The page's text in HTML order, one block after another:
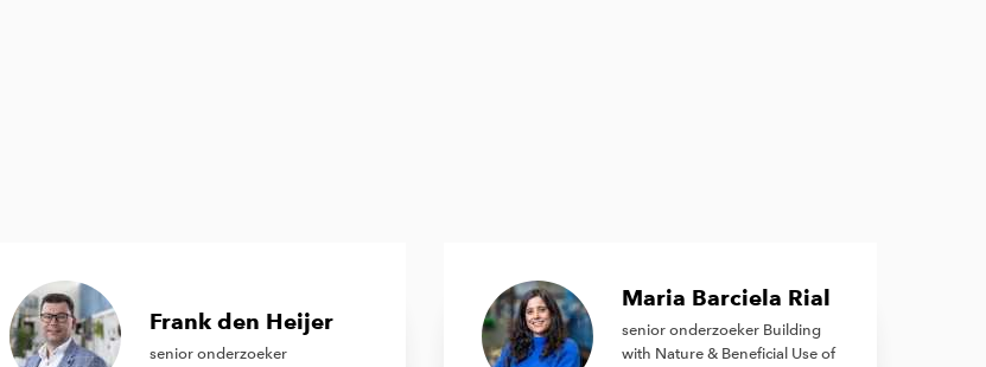
Frank den Heijer
senior onderzoeker
Maria Barciela Rial
senior onderzoeker Building
with Nature & Beneficial Use of